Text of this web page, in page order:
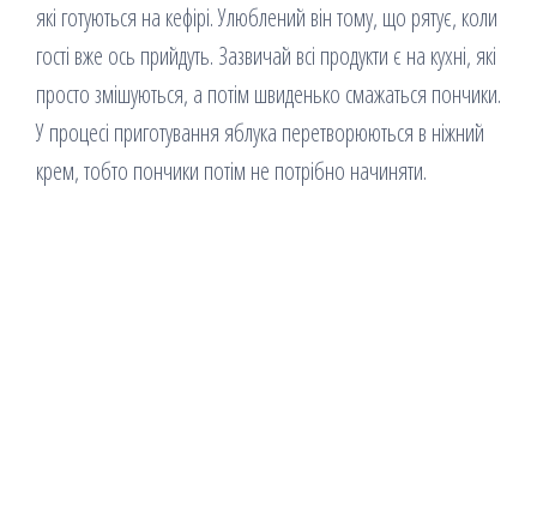
які готуються на кефірі. Улюблений він тому, що рятує, коли
гості вже ось прийдуть. Зазвичай всі продукти є на кухні, які
просто змішуються, а потім швиденько смажаться пончики.
У процесі приготування яблука перетворюються в ніжний
крем, тобто пончики потім не потрібно начиняти.